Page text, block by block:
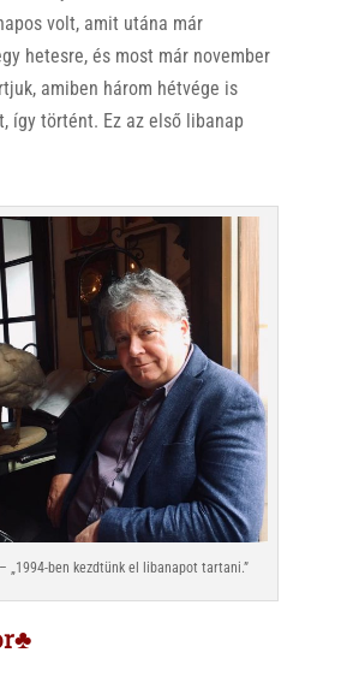
volt, amit utána már
hetesre, és most már november
amiben három hétvége is
így történt. Ez az első libanap
„1994-ben kezdtünk el libanapot tartani.”